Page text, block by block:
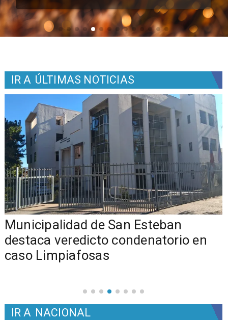
IR A ÚLTIMAS NOTICIAS
Municipalidad de San Esteban
destaca veredicto condenatorio en
caso Limpiafosas
IR A NACIONAL